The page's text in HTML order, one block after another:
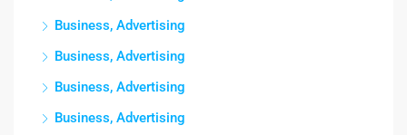
Business, Advertising
Business, Advertising
Business, Advertising
Business, Advertising